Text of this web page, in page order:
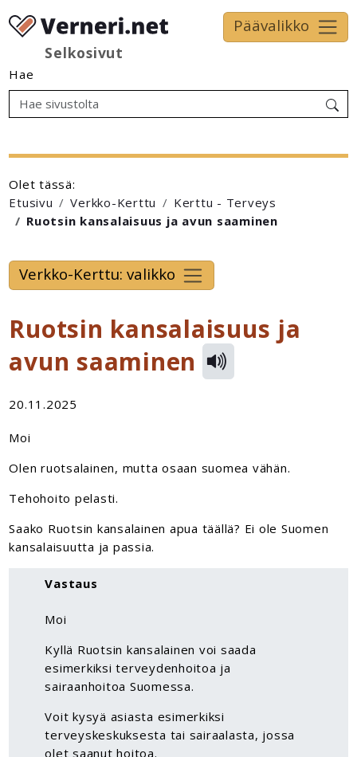
Selkosivut
Päävalikko
Hae
Olet tässä:
Etusivu
Verkko-Kerttu
Kerttu - Terveys
Ruotsin kansalaisuus ja avun saaminen
Verkko-Kerttu: valikko
Ruotsin kansalaisuus ja
avun saaminen
20.11.2025
Moi
Olen ruotsalainen, mutta osaan suomea vähän.
Tehohoito pelasti.
Saako Ruotsin kansalainen apua täällä? Ei ole Suomen
kansalaisuutta ja passia.
Vastaus
Moi
Kyllä Ruotsin kansalainen voi saada
esimerkiksi terveydenhoitoa ja
sairaanhoitoa Suomessa.
Voit kysyä asiasta esimerkiksi
terveyskeskuksesta tai sairaalasta, jossa
olet saanut hoitoa.